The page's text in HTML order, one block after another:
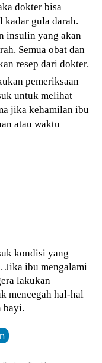
dokter bisa
kadar gula darah.
insulin yang akan
Semua obat dan
resep dari dokter.
pemeriksaan
untuk melihat
jika kehamilan ibu
atau waktu
kondisi yang
Jika ibu mengalami
lakukan
mencegah hal-hal
bayi.